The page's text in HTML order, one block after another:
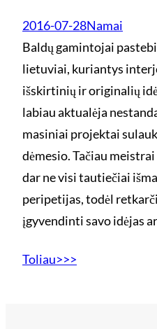
2016-07-28Namai
Baldų gamintojai
lietuviai, kuriantys
išskirtinių ir originalių
labiau aktualėja
masiniai projektai
dėmesio. Tačiau
dar ne visi tautiečiai
peripetijas, todėl
įgyvendinti savo idėjas
Toliau>>>